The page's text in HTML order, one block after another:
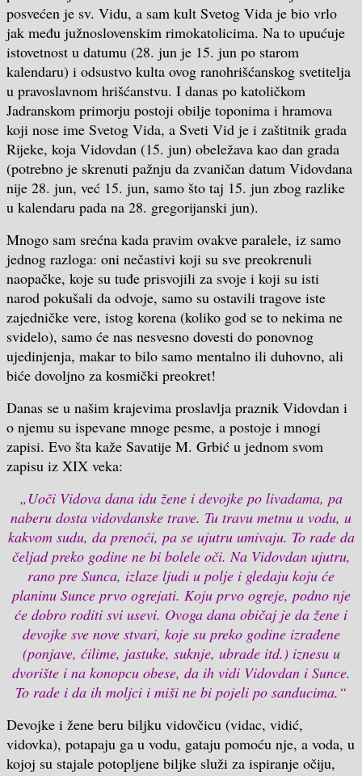
posvećen je sv. Vidu, a sam kult Svetog Vida je bio vrlo
jak među južnoslovenskim rimokatolicima. Na to upućuje
istovetnost u datumu (28. jun je 15. jun po starom
kalendaru) i odsustvo kulta ovog ranohrišćanskog svetitelja
u pravoslavnom hrišćanstvu. I danas po katoličkom
Jadranskom primorju postoji obilje toponima i hramova
koji nose ime Svetog Vida, a Sveti Vid je i zaštitnik grada
Rijeke, koja Vidovdan (15. jun) obeležava kao dan grada
(potrebno je skrenuti pažnju da zvaničan datum Vidovdana
nije 28. jun, već 15. jun, samo što taj 15. jun zbog razlike
u kalendaru pada na 28. gregorijanski jun).
Mnogo sam srećna kada pravim ovakve paralele, iz samo
jednog razloga: oni nečastivi koji su sve preokrenuli
naopačke, koje su tuđe prisvojili za svoje i koji su isti
narod pokušali da odvoje, samo su ostavili tragove iste
zajedničke vere, istog korena (koliko god se to nekima ne
svidelo), samo će nas nesvesno dovesti do ponovnog
ujedinjenja, makar to bilo samo mentalno ili duhovno, ali
biće dovoljno za kosmički preokret!
Danas se u našim krajevima proslavlja praznik Vidovdan i
o njemu su ispevane mnoge pesme, a postoje i mnogi
zapisi. Evo šta kaže Savatije M. Grbić u jednom svom
zapisu iz XIX veka:
„Uoči Vidova dana idu žene i devojke po livadama, pa
naberu dosta vidovdanske trave. Tu travu metnu u vodu, u
kakvom sudu, da prenoći, pa se ujutru umivaju. To rade da
čeljad preko godine ne bi bolele oči. Na Vidovdan ujutru,
rano pre Sunca, izlaze ljudi u polje i gledaju koju će
planinu Sunce prvo ogrejati. Koju prvo ogreje, podno nje
će dobro roditi svi usevi. Ovoga dana običaj je da žene i
devojke sve nove stvari, koje su preko godine izrađene
(ponjave, ćilime, jastuke, suknje, ubrade itd.) iznesu u
dvorište i na konopcu obese, da ih vidi Vidovdan i Sunce.
To rade i da ih moljci i miši ne bi pojeli po sanducima.“
Devojke i žene beru biljku vidovčicu (vidac, vidić,
vidovka), potapaju ga u vodu, gataju pomoću nje, a voda, u
kojoj su stajale potopljene biljke služi za ispiranje očiju,